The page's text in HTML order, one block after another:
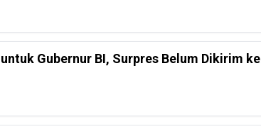
Gubernur BI, Surpres Belum Dikirim ke